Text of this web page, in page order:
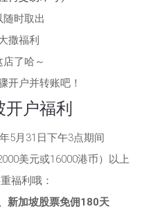
随时取出
撒福利
了哈～
开户并转账吧！
户福利
5月31日下午3点期间
美元或16000港币）以上
福利哦：
新加坡股票免佣180天